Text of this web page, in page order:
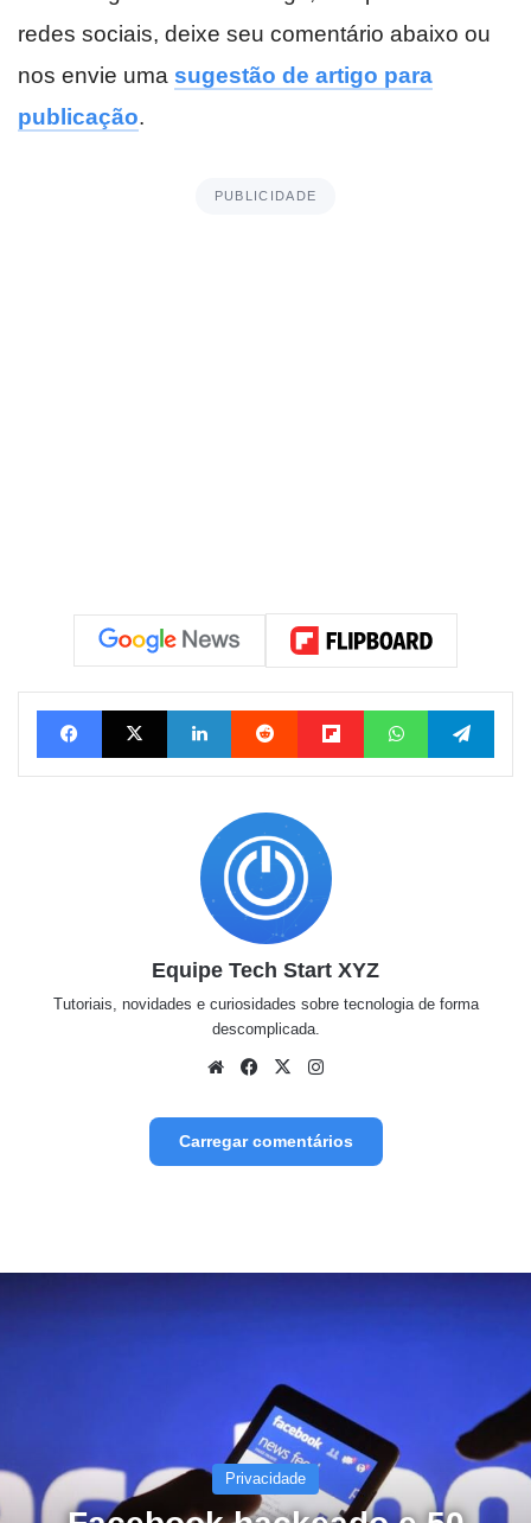
redes sociais, deixe seu comentário abaixo ou
nos envie uma sugestão de artigo para
publicação.
PUBLICIDADE
FacebookX Linkedin Reddit FlipboardWhatsApp
Equipe Tech Start XYZ
Tutoriais, novidades e curiosidades sobre tecnologia de forma
descomplicada.
WebsiteFacebook
X
Carregar comentários